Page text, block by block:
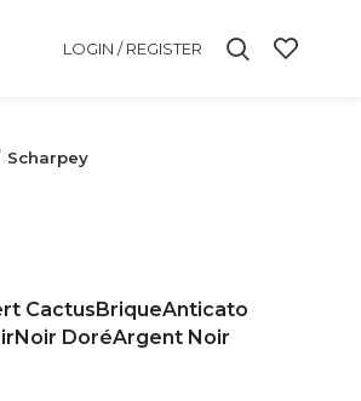
LOGIN / REGISTER
Scharpey
CactusBriqueAnticato
Noir DoréArgent Noir